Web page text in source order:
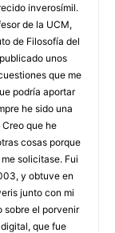
inverosímil.
de la UCM,
de Filosofía del
unos
que me
podría aportar
he sido una
que he
cosas porque
solicitase. Fui
y obtuve en
junto con mi
sobre el porvenir
que fue